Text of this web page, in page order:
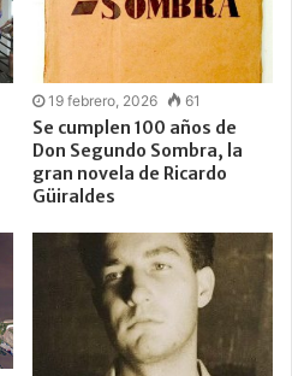
19 febrero, 2026 61
Se cumplen 100 años de
Don Segundo Sombra, la
gran novela de Ricardo
Güiraldes